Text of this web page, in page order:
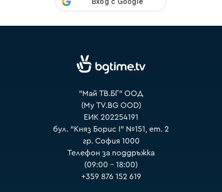
"Май ТВ.БГ" ООД
(My TV.BG OOD)
ЕИК 202254191
бул. "Княз Борис I" №151, ет. 2
гр. София 1000
Телефон за поддръжка
(09:00 – 18:00)
+359 876 152 619